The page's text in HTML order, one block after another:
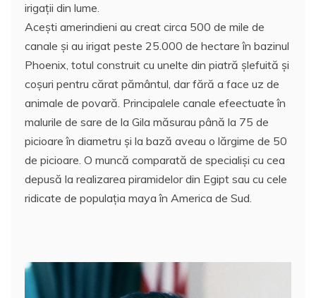
irigaţii din lume.
Aceşti amerindieni au creat circa 500 de mile de
canale şi au irigat peste 25.000 de hectare în bazinul
Phoenix, totul construit cu unelte din piatră şlefuită şi
coşuri pentru cărat pământul, dar fără a face uz de
animale de povară. Principalele canale efeectuate în
malurile de sare de la Gila măsurau până la 75 de
picioare în diametru şi la bază aveau o lărgime de 50
de picioare. O muncă comparată de specialişi cu cea
depusă la realizarea piramidelor din Egipt sau cu cele
ridicate de populaţia maya în America de Sud.